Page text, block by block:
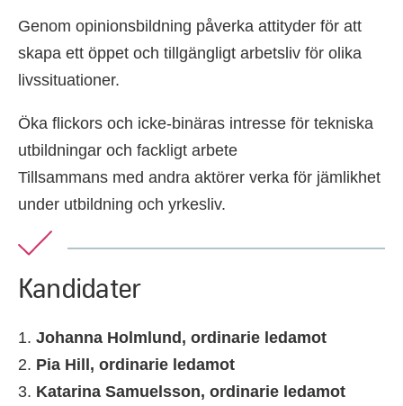
Genom opinionsbildning påverka attityder för att
skapa ett öppet och tillgängligt arbetsliv för olika
livssituationer.
Öka flickors och icke-binäras intresse för tekniska
utbildningar och fackligt arbete
Tillsammans med andra aktörer verka för jämlikhet
under utbildning och yrkesliv.
Kandidater
Johanna Holmlund, ordinarie ledamot
Pia Hill, ordinarie ledamot
Katarina Samuelsson, ordinarie ledamot